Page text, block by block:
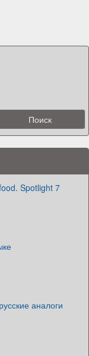
Spotlight 7
аналоги